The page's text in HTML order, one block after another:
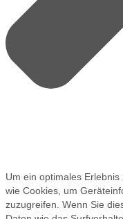
Um ein optimales
wie Cookies, um
zuzugreifen. Wenn Sie